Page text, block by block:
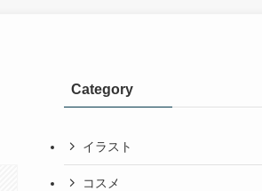
Category
イラスト
コスメ